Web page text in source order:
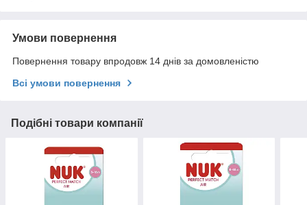
Умови повернення
Повернення товару впродовж 14 днів за домовленістю
Всі умови повернення
Подібні товари компанії